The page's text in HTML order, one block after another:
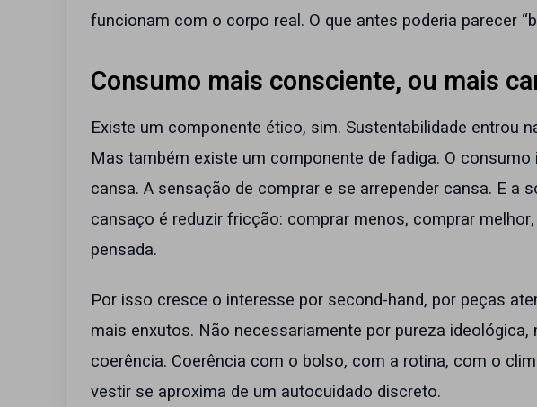
funcionam com o corpo real. O que antes poderia parecer
Consumo mais consciente, ou mais
Existe um componente ético, sim. Sustentabilidade entrou
Mas também existe um componente de fadiga. O
cansa. A sensação de comprar e se arrepender cansa. E a
cansaço é reduzir fricção: comprar menos, comprar
pensada.
Por isso cresce o interesse por second-hand, por peças
mais enxutos. Não necessariamente por pureza ideológica,
coerência. Coerência com o bolso, com a rotina, com o
vestir se aproxima de um autocuidado discreto.